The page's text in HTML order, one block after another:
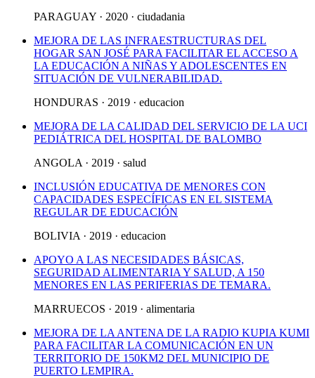
PARAGUAY · 2020 · ciudadania
MEJORA DE LAS INFRAESTRUCTURAS DEL
HOGAR SAN JOSÉ PARA FACILITAR EL ACCESO A
LA EDUCACIÓN A NIÑAS Y ADOLESCENTES EN
SITUACIÓN DE VULNERABILIDAD.
HONDURAS · 2019 · educacion
MEJORA DE LA CALIDAD DEL SERVICIO DE LA UCI
PEDIÁTRICA DEL HOSPITAL DE BALOMBO
ANGOLA · 2019 · salud
INCLUSIÓN EDUCATIVA DE MENORES CON
CAPACIDADES ESPECÍFICAS EN EL SISTEMA
REGULAR DE EDUCACIÓN
BOLIVIA · 2019 · educacion
APOYO A LAS NECESIDADES BÁSICAS,
SEGURIDAD ALIMENTARIA Y SALUD, A 150
MENORES EN LAS PERIFERIAS DE TEMARA.
MARRUECOS · 2019 · alimentaria
MEJORA DE LA ANTENA DE LA RADIO KUPIA KUMI
PARA FACILITAR LA COMUNICACIÓN EN UN
TERRITORIO DE 150KM2 DEL MUNICIPIO DE
PUERTO LEMPIRA.